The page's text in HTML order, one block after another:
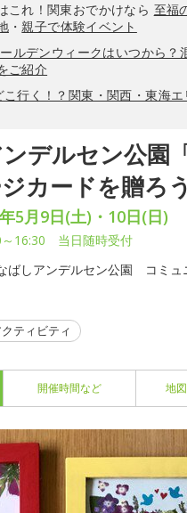
これ！関東おでかけなら 至福
・親子で体験イベント
ルデンウィークはいつから？
ご紹介
こ行く！？関東・関西・東海
デルセン公園
カードを贈ろう
5月9日(土)・10日(日)
～16:30 当日随時受付
ばしアンデルセン公園 コミュ
ティビティ
開催時間など 地